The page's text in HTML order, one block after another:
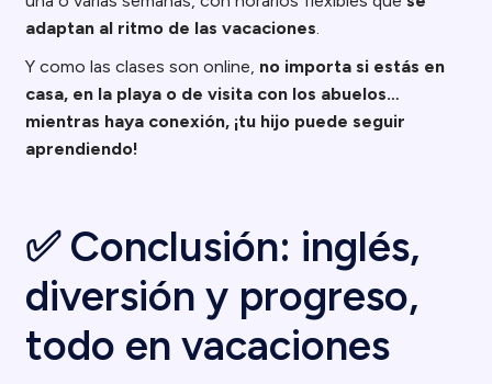
adaptan al ritmo de las vacaciones.
Y como las clases son online, no importa si estás en
casa, en la playa o de visita con los abuelos…
mientras haya conexión, ¡tu hijo puede seguir
aprendiendo!
✅ Conclusión: inglés,
diversión y progreso,
todo en vacaciones